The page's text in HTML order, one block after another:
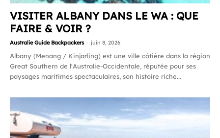
VISITER ALBANY DANS LE WA : QUE
FAIRE & VOIR ?
Australie Guide Backpackers - juin 8, 2026
Albany (Menang / Kinjarling) est une ville côtière dans la région
Great Southern de l'Australie-Occidentale, réputée pour ses
paysages maritimes spectaculaires, son histoire riche...